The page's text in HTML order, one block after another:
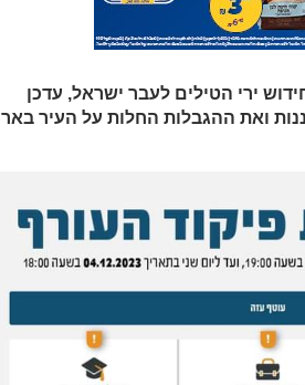
ירי הטילים לעבר ישראל, עדכן
ואת ההגבלות החלות על העיר באר